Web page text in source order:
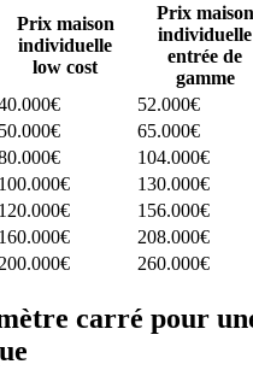
Prix maison
individuelle
low cost
Prix maison
individuelle
entrée de
gamme
52.000€
50.000€ 65.000€
104.000€
100.000€ 130.000€
120.000€ 156.000€
160.000€ 208.000€
200.000€ 260.000€
carré pour